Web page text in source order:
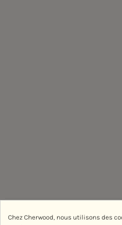
Chez Cherwood, nous utilisons des